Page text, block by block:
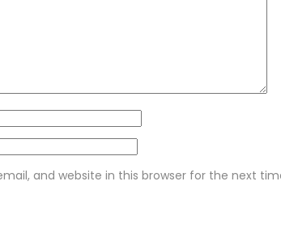
and website in this browser for the next